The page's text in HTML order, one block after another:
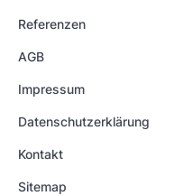
Referenzen
AGB
Impressum
Datenschutzerklärung
Kontakt
Sitemap